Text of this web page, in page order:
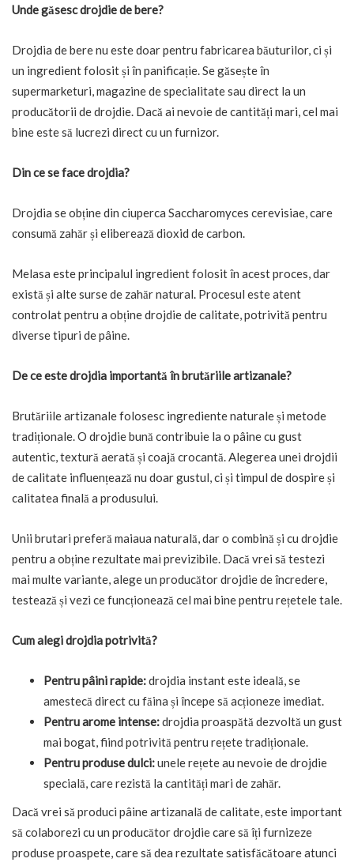
Unde găsesc drojdie de bere?
Drojdia de bere nu este doar pentru fabricarea băuturilor, ci și
un ingredient folosit și în panificație. Se găsește în
supermarketuri, magazine de specialitate sau direct la un
producătorii de drojdie. Dacă ai nevoie de cantități mari, cel mai
bine este să lucrezi direct cu un furnizor.
Din ce se face drojdia?
Drojdia se obține din ciuperca Saccharomyces cerevisiae, care
consumă zahăr și eliberează dioxid de carbon.
Melasa este principalul ingredient folosit în acest proces, dar
există și alte surse de zahăr natural. Procesul este atent
controlat pentru a obține drojdie de calitate, potrivită pentru
diverse tipuri de pâine.
De ce este drojdia importantă în brutăriile artizanale?
Brutăriile artizanale folosesc ingrediente naturale și metode
tradiționale. O drojdie bună contribuie la o pâine cu gust
autentic, textură aerată și coajă crocantă. Alegerea unei drojdii
de calitate influențează nu doar gustul, ci și timpul de dospire și
calitatea finală a produsului.
Unii brutari preferă maiaua naturală, dar o combină și cu drojdie
pentru a obține rezultate mai previzibile. Dacă vrei să testezi
mai multe variante, alege un producător drojdie de încredere,
testează și vezi ce funcționează cel mai bine pentru rețetele tale.
Cum alegi drojdia potrivită?
Pentru pâini rapide:drojdia instant este ideală, se
amestecă direct cu făina și începe să acționeze imediat.
Pentru arome intense:drojdia proaspătă dezvoltă un gust
mai bogat, fiind potrivită pentru rețete tradiționale.
Pentru produse dulci:unele rețete au nevoie de drojdie
specială, care rezistă la cantități mari de zahăr.
Dacă vrei să produci pâine artizanală de calitate, este important
să colaborezi cu un producător drojdie care să îți furnizeze
produse proaspete, care să dea rezultate satisfăcătoare atunci